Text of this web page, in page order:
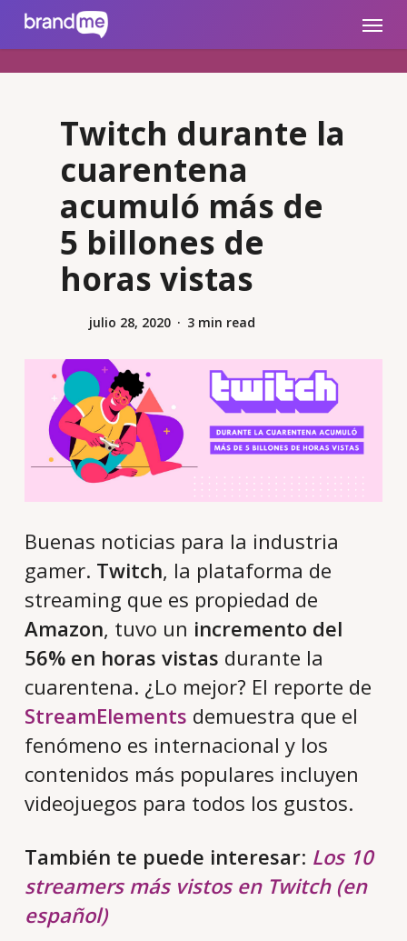
brandme.la Menu
Twitch durante la
cuarentena
acumuló más de
5 billones de
horas vistas
julio 28, 2020 3 min read
Buenas noticias para la industria
gamer. Twitch, la plataforma de
streaming que es propiedad de
Amazon, tuvo un incremento del
56% en horas vistas durante la
cuarentena. ¿Lo mejor? El reporte de
StreamElements demuestra que el
fenómeno es internacional y los
contenidos más populares incluyen
videojuegos para todos los gustos.
También te puede interesar: Los 10
streamers más vistos en Twitch (en
español)